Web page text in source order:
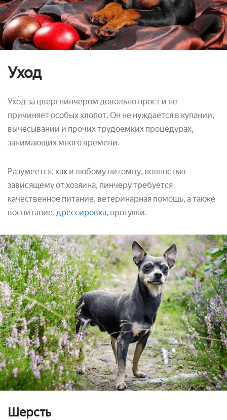
Уход
Уход за цвергпинчером довольно прост и не
причиняет особых хлопот. Он не нуждается в купании,
вычесывании и прочих трудоемких процедурах,
занимающих много времени.
Разумеется, как и любому питомцу, полностью
зависящему от хозяина, пинчеру требуется
качественное питание, ветеринарная помощь, а также
воспитание, дрессировка, прогулки.
Шерсть